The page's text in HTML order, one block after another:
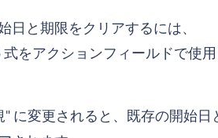
日と期限をクリアするには、
式をアクションフィールドで使
" に変更されると、既存の開始日